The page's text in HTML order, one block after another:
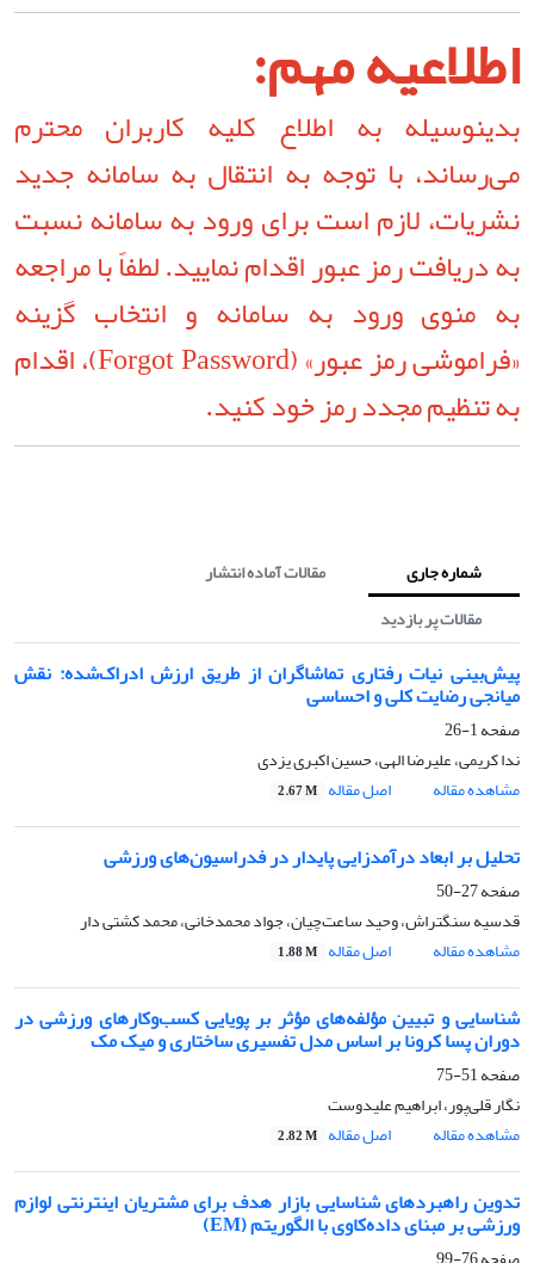
اطلاعیه مهم:
بدینوسیله به اطلاع کلیه کاربران محترم
می‌رساند، با توجه به انتقال به سامانه جدید
نشریات، لازم است برای ورود به سامانه نسبت
به دریافت رمز عبور اقدام نمایید. لطفاً با مراجعه
به منوی ورود به سامانه و انتخاب گزینه
«فراموشی رمز عبور» (Forgot Password)، اقدام
به تنظیم مجدد رمز خود کنید.
شماره جاری
مقالات آماده انتشار
مقالات پر بازدید
پیش‌بینی نیات رفتاری تماشاگران از طریق ارزش ادراک‌شده: نقش
میانجی رضایت کلی و احساسی
صفحه1-26
ندا کریمی، علیرضا الهی، حسین اکبری یزدی
مشاهده مقاله
اصل مقاله 2.67 M
تحلیل بر ابعاد درآمدزایی پایدار در فدراسیون‌های ورزشی
صفحه27-50
قدسیه سنگتراش، وحید ساعت‌چیان، جواد محمدخانی، محمد کشتی دار
مشاهده مقاله
اصل مقاله 1.88 M
شناسایی و تبیین مؤلفه‌های مؤثر بر پویایی کسب‌وکارهای ورزشی در
دوران پسا کرونا بر اساس مدل تفسیری ساختاری و میک مک
صفحه51-75
نگار قلی‌پور، ابراهیم علیدوست
مشاهده مقاله
اصل مقاله 2.82 M
تدوین راهبردهای شناسایی بازار هدف برای مشتریان اینترنتی لوازم
ورزشی بر مبنای داده‌کاوی با الگوریتم (EM)